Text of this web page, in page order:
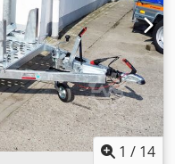
1 / 14